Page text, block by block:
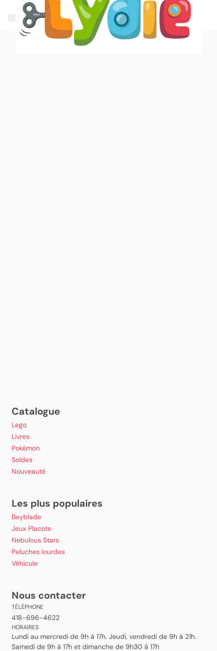
Catalogue
Lego
Livres
Pokémon
Soldes
Nouveauté
Les plus populaires
Beyblade
Jeux Placote
Nebulous Stars
Peluches lourdes
Véhicule
Nous contacter
TÉLÉPHONE
418-696-4622
HORAIRES
Lundi au mercredi de 9h à 17h. Jeudi, vendredi de 9h à 21h.
Samedi de 9h à 17h et dimanche de 9h30 à 17h